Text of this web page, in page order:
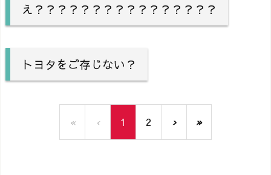
え？？？？？？？？？？？？？？？？
トヨタをご存じない？
« ‹ 1 2 › »